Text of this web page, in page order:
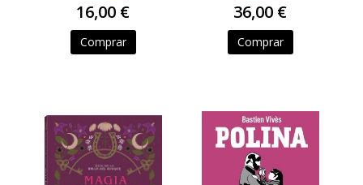
16,00 €
Comprar
36,00 €
Comprar